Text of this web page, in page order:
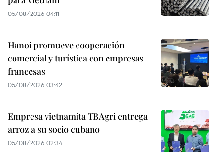
05/08/2026 04:11
Hanoi promueve cooperación
comercial y turística con empresas
francesas
05/08/2026 03:42
Empresa vietnamita TBAgri entrega
arroz a su socio cubano
05/08/2026 02:34